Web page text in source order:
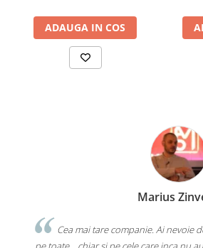
ADAUGA IN COS
Marius Zinveliu
Cea mai tare companie. Ai nevoie de o